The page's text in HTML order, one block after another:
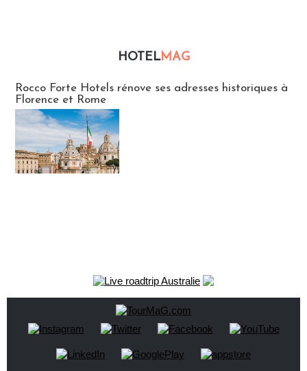
HOTELMAG
Rocco Forte Hotels rénove ses adresses historiques à
Florence et Rome